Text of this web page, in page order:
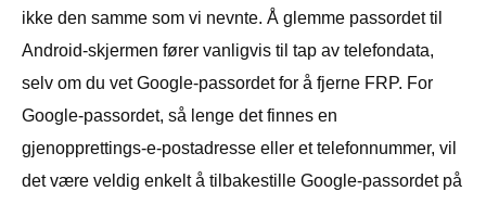
ikke den samme som vi nevnte. Å glemme passordet til
Android-skjermen fører vanligvis til tap av telefondata,
selv om du vet Google-passordet for å fjerne FRP. For
Google-passordet, så lenge det finnes en
gjenopprettings-e-postadresse eller et telefonnummer, vil
det være veldig enkelt å tilbakestille Google-passordet på